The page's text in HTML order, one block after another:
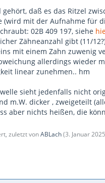
gehört, daß es das Ritzel
(wird mit der Aufnahme für
02B 409 197, siehe
Zähneanzahl gibt (11/
mit einem Zahn zuwenig
allerdings wieder
linear zunehmen.. hm
sieht jedenfalls nicht
m.W. dicker , zweigeteilt
aber nichts heißen, die
zuletzt vonABLach(3. Januar 2025